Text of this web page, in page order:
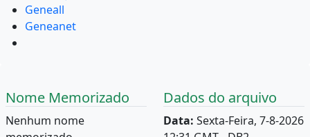
Geneall
Geneanet
Nome Memorizado
Nenhum nome
Dados do arquivo
Data: Sexta-Feira, 7-8-2026